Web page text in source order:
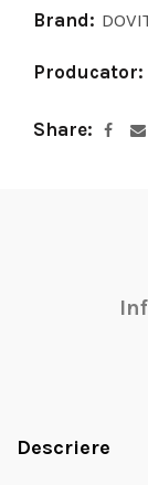
Brand:
Producator:
Share
Descriere